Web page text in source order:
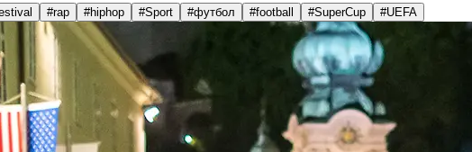
#rap #hiphop #Sport #футбол #football #SuperCup #UEFA